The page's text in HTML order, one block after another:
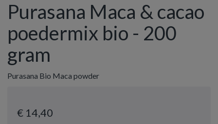
Purasana Maca & cacao
poedermix bio - 200
gram
Purasana Bio Maca powder
€ 14,40